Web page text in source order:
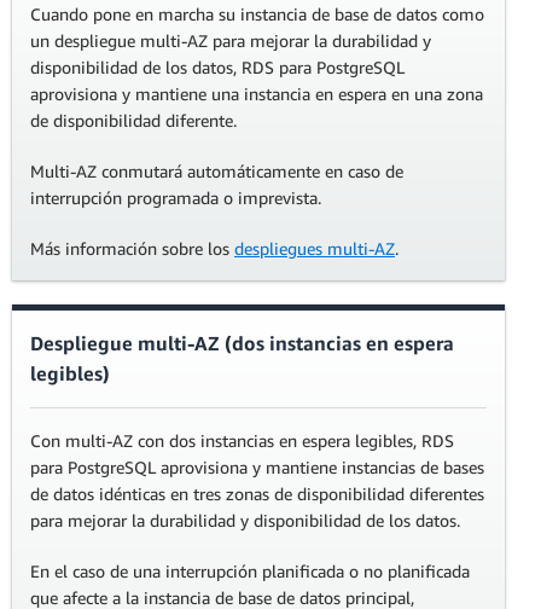
Cuando pone en marcha su instancia de base de datos como
un despliegue multi-AZ para mejorar la durabilidad y
disponibilidad de los datos, RDS para PostgreSQL
aprovisiona y mantiene una instancia en espera en una zona
de disponibilidad diferente.
Multi-AZ conmutará automáticamente en caso de
interrupción programada o imprevista.
Más información sobre los despliegues multi-AZ.
Despliegue multi-AZ (dos instancias en espera
legibles)
Con multi-AZ con dos instancias en espera legibles, RDS
para PostgreSQL aprovisiona y mantiene instancias de bases
de datos idénticas en tres zonas de disponibilidad diferentes
para mejorar la durabilidad y disponibilidad de los datos.
En el caso de una interrupción planificada o no planificada
que afecte a la instancia de base de datos principal,